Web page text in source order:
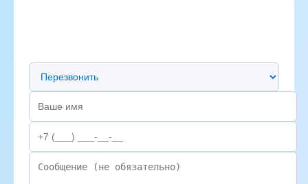
Предпочтительный способ связи